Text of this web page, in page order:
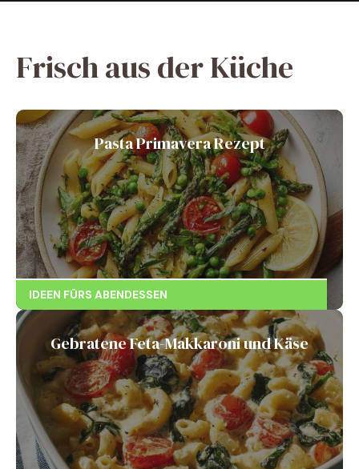
Frisch aus der Küche
Pasta Primavera Rezept
IDEEN FÜRS ABENDESSEN
Gebratene Feta-Makkaroni und Käse